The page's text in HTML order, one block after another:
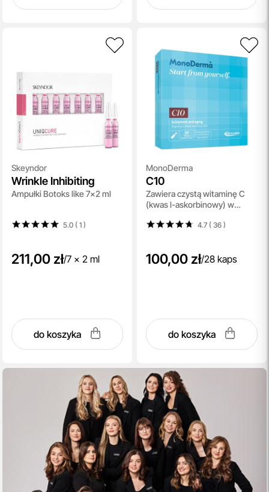
Skeyndor
Wrinkle Inhibiting
Ampułki Botoks like 7x2 ml
5.0 ( 1)
211,00 zł/7 x 2 ml
do koszyka
MonoDerma
C10
Zawiera czystą witaminę C
(kwas l-askorbinowy) w
4.7 ( 36)
100,00 zł/28 kaps
do koszyka